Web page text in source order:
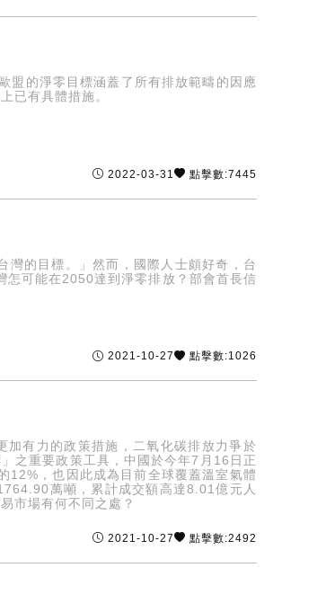
盟的淨零目標涵蓋了所有排放範疇的因應
已有具體措施。
2022-03-31 點擊數:7445
灣的目標。」然而，國際人士頗好奇，台
怎可能在2050達到淨零排放？部會首長信
2021-10-27 點擊數:1026
有力的政策措施，二氧化碳排放力爭於
之重要政策工具，中國於今年7月16日正
12%，也因此成為目前全球覆蓋溫室氣體
萬噸，累計成交額高達8.01億元人
市場有何不同之處？
2021-10-27 點擊數:2492